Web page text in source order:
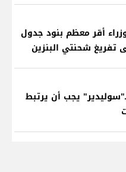
أقر معظم بنود جدول
تفريغ شحنتي البنزين
يجب أن يرتبط